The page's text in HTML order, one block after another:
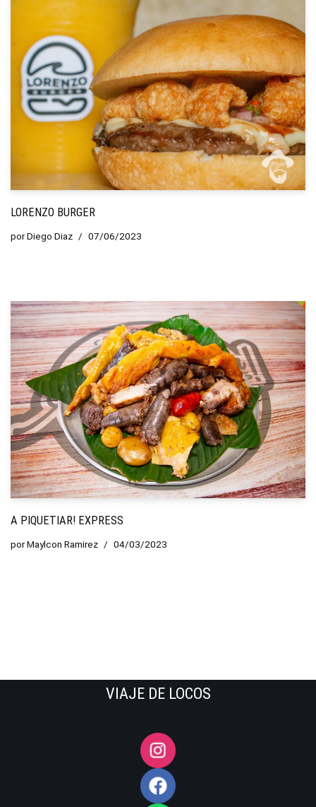
LORENZO BURGER
porDiego Diaz 07/06/2023
A PIQUETIAR! EXPRESS
porMaylcon Ramirez 04/03/2023
VIAJE DE LOCOS